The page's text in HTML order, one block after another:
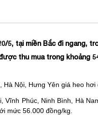
5, tại miền Bắc đi ngang,
thu mua trong khoảng
Hà Nội, Hưng Yên giá heo
Vĩnh Phúc, Ninh Bình, Hà
mức 56.000 đồng/kg.